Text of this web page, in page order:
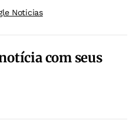
Noticias
com seus